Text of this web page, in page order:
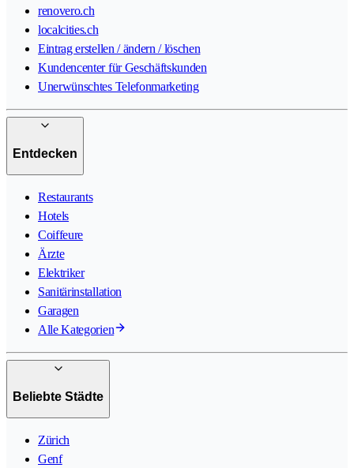
renovero.ch
localcities.ch
Eintrag erstellen / ändern / löschen
Kundencenter für Geschäftskunden
Unerwünschtes Telefonmarketing
Entdecken
Restaurants
Hotels
Coiffeure
Ärzte
Elektriker
Sanitärinstallation
Garagen
Alle Kategorien
Beliebte Städte
Zürich
Genf